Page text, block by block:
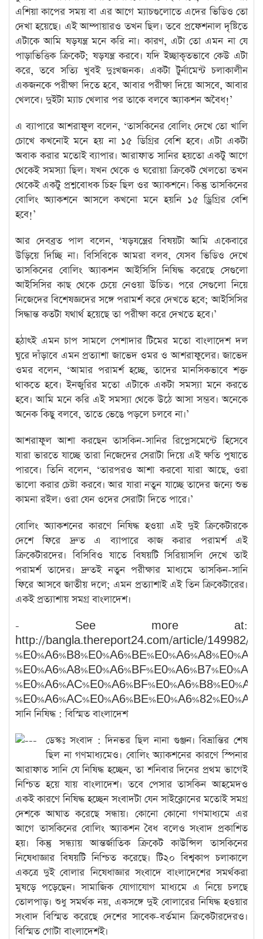
এশিয়া কাপের সময় বা এর আগে ম্যাচগুলোতে এদের ভিডিও তো
দেখা হয়েছে। এই আম্পায়ারও তখন ছিল। তবে প্রফেশনাল দৃষ্টিতে
এটাকে আমি ষড়যন্ত্র মনে করি না। কারণ, এটা তো এমন না যে
পাড়াভিত্তিক ক্রিকেট; ষড়যন্ত্র করবে। যদি ইচ্ছাকৃতভাবে কেউ এটা
করে, তবে সত্যি খুবই দুঃখজনক। একটা টুর্নামেন্ট চলাকালীন
একজনকে পরীক্ষা দিতে হবে, আবার পরীক্ষা দিয়ে আসবে, আবার
খেলবে। দুইটা ম্যাচ খেলার পর তাকে বলবে অ্যাকশন অবৈধ!’
এ ব্যাপারে আশরাফুল বলেন, ‘তাসকিনের বোলিং দেখে তো খালি
চোখে কখনোই মনে হয় না ১৫ ডিগ্রির বেশি হবে। এটা একটা
অবাক করার মতোই ব্যাপার। আরাফাত সানির হয়তো একটু আগে
থেকেই সমস্যা ছিল। যখন থেকে ও ঘরোয়া ক্রিকেট খেলতো তখন
থেকেই একটু প্রশ্নবোধক চিহ্ন ছিল ওর অ্যাকশনে। কিন্তু তাসকিনের
বোলিং অ্যাকশনে আসলে কখনো মনে হয়নি ১৫ ড্রিগ্রির বেশি
হবে!’
আর দেবব্রত পাল বলেন, ‘ষড়যন্ত্রের বিষয়টা আমি একেবারে
উড়িয়ে দিচ্ছি না। বিসিবিকে আমরা বলব, যেসব ভিডিও দেখে
তাসকিনের বোলিং অ্যাকশন আইসিসি নিষিদ্ধ করেছে সেগুলো
আইসিসির কাছ থেকে চেয়ে নেওয়া উচিত। পরে সেগুলো নিয়ে
নিজেদের বিশেষজ্ঞদের সঙ্গে পরামর্শ করে দেখতে হবে; আইসিসির
সিদ্ধান্ত কতটা যথার্থ হয়েছে তা পরীক্ষা করে দেখতে হবে।’
হঠাৎই এমন চাপ সামলে পেশাদার টিমের মতো বাংলাদেশ দল
ঘুরে দাঁড়াবে এমন প্রত্যাশা জাভেদ ওমর ও আশরাফুলের‌। জাভেদ
ওমর বলেন, ‘আমার পরামর্শ হচ্ছে, তাদের মানসিকভাবে শক্ত
থাকতে হবে। ইনজুরির মতো এটাকে একটা সমস্যা মনে করতে
হবে। আমি মনে করি এই সমস্যা থেকে উঠে আসা সম্ভব। অনেকে
অনেক কিছু বলবে, তাতে ভেঙে পড়লে চলবে না।’
আশরাফুল আশা করছেন তাসকিন-সানির রিপ্লেসমেন্টে হিসেবে
যারা ভারতে যাচ্ছে তারা নিজেদের সেরাটা দিয়ে এই ক্ষতি পুষাতে
পারবে। তিনি বলেন, ‘তারপরও আশা করবো যারা আছে, ওরা
ভালো করার চেষ্টা করবে। আর যারা নতুন যাচ্ছে তাদের জন্যে শুভ
কামনা রইল। ওরা যেন ওদের সেরাটা দিতে পারে।’
বোলিং অ্যাকশনের কারণে নিষিদ্ধ হওয়া এই দুই ক্রিকেটারকে
দেশে ফিরে দ্রুত এ ব্যাপারে কাজ করার পরামর্শ এই
ক্রিকেটারদের। বিসিবিও যাতে বিষয়টি সিরিয়াসলি দেখে তাই
পরামর্শ তাদের। দ্রুতই নতুন পরীক্ষার মাধ্যমে তাসকিন-সানি
ফিরে আসবে জাতীয় দলে; এমন প্রত্যাশাই এই তিন ক্রিকেটারের।
একই প্রত্যাশায় সমগ্র বাংলাদেশ।
- See more at:
http://bangla.thereport24.com/article/149982/
সানি নিষিদ্ধ : বিস্মিত বাংলাদেশ
ডেস্কঃ সংবাদ : দিনভর ছিল নানা গুঞ্জন। বিভ্রান্তির শেষ
ছিল না গণমাধ্যমেও। বোলিং অ্যাকশনের কারণে স্পিনার
আরাফাত সানি যে নিষিদ্ধ হচ্ছেন, তা শনিবার দিনের প্রথম ভাগেই
নিশ্চিত হয়ে যায় বাংলাদেশ। তবে পেসার তাসকিন আহমেদও
একই কারণে নিষিদ্ধ হচ্ছেন সংবাদটা যেন সাইক্লোনের মতোই সমগ্র
দেশকে আঘাত করেছে সন্ধায়। কোনো কোনো গণমাধ্যমে এর
আগে তাসকিনের বোলিং অ্যাকশন বৈধ বলেও সংবাদ প্রকাশিত
হয়। কিন্তু সন্ধ্যায় আন্তর্জাতিক ক্রিকেট কাউন্সিল তাসকিনের
নিষেধাজ্ঞার বিষয়টি নিশ্চিত করেছে। টি২০ বিশ্বকাপ চলাকালে
একত্রে দুই বোলার নিষেধাজ্ঞার সংবাদে বাংলাদেশের সমর্থকরা
মুষড়ে পড়েছেন। সামাজিক যোগাযোগ মাধ্যমে এ নিয়ে চলছে
তোলপাড়। শুধু সমর্থক নয়, একসঙ্গে দুই বোলারের নিষিদ্ধ হওয়ার
সংবাদ বিস্মিত করেছে দেশের সাবেক-বর্তমান ক্রিকেটারদেরও।
বিস্মিত গোটা বাংলাদেশই।